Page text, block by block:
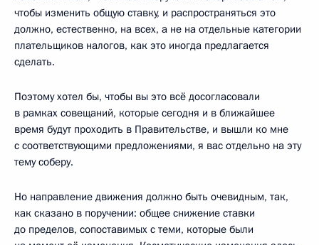
чтобы изменить общую ставку, и распространяться это
должно, естественно, на всех, а не на отдельные категории
плательщиков налогов, как это иногда предлагается
сделать.
Поэтому хотел бы, чтобы вы это всё досогласовали
в рамках совещаний, которые сегодня и в ближайшее
время будут проходить в Правительстве, и вышли ко мне
с соответствующими предложениями, я вас отдельно на эту
тему соберу.
Но направление движения должно быть очевидным, так,
как сказано в поручении: общее снижение ставки
до пределов, сопоставимых с теми, которые были